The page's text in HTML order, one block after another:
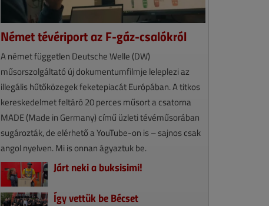
Német tévériport az F-gáz-csalókról
A német független Deutsche Welle (DW)
műsorszolgáltató új dokumentumfilmje leleplezi az
illegális hűtőközegek feketepiacát Európában. A titkos
kereskedelmet feltáró 20 perces műsort a csatorna
MADE (Made in Germany) című üzleti tévéműsorában
sugározták, de elérhető a YouTube-on is – sajnos csak
angol nyelven. Mi is onnan ágyaztuk be.
Járt neki a buksisimi!
Így vettük be Bécset